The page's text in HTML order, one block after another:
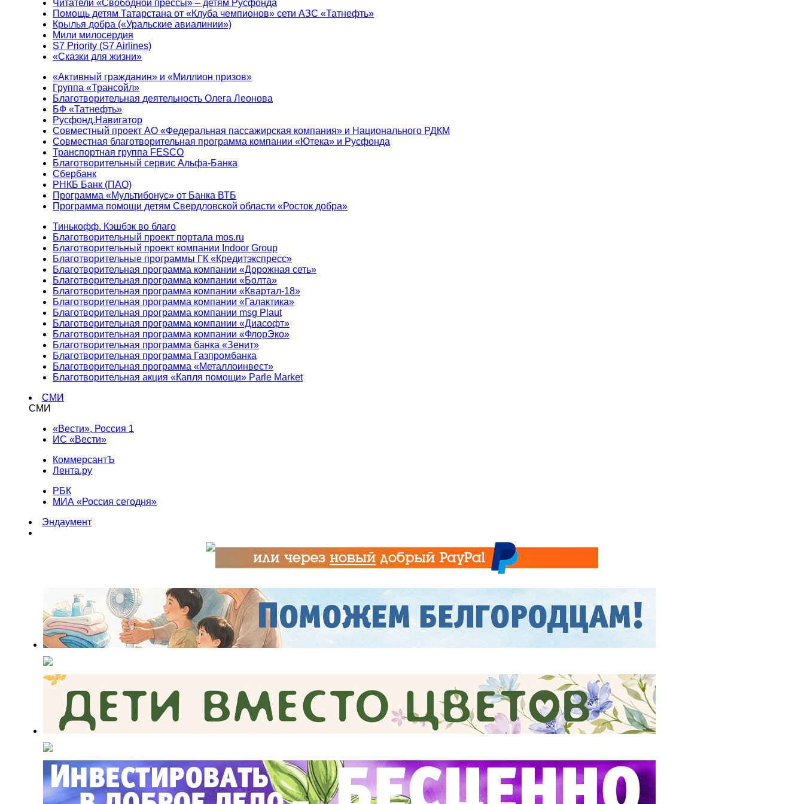
Читатели «Свободной прессы» – детям Русфонда
Помощь детям Татарстана от «Клуба чемпионов» сети АЗС «Татнефть»
Крылья добра («Уральские авиалинии»)
Мили милосердия
S7 Priority (S7 Airlines)
«Сказки для жизни»
«Активный гражданин» и «Миллион призов»
Группа «Трансойл»
Благотворительная деятельность Олега Леонова
БФ «Татнефть»
Русфонд.Навигатор
Совместный проект АО «Федеральная пассажирская компания» и Национального РДКМ
Совместная благотворительная программа компании «Ютека» и Русфонда
Транспортная группа FESCO
Благотворительный сервис Альфа-Банка
Сбербанк
РНКБ Банк (ПАО)
Программа «Мультибонус» от Банка ВТБ
Программа помощи детям Свердловской области «Росток добра»
Тинькофф. Кэшбэк во благо
Благотворительный проект портала mos.ru
Благотворительный проект компании Indoor Group
Благотворительные программы ГК «Кредитэкспресс»
Благотворительная программа компании «Дорожная сеть»
Благотворительная программа компании «Болта»
Благотворительная программа компании «Квартал-18»
Благотворительная программа компании «Галактика»
Благотворительная программа компании msg Plaut
Благотворительная программа компании «Диасофт»
Благотворительная программа компании «ФлорЭко»
Благотворительная программа банка «Зенит»
Благотворительная программа Газпромбанка
Благотворительная программа «Металлоинвест»
Благотворительная акция «Капля помощи» Parle Market
СМИ
СМИ
«Вести», Россия 1
ИС «Вести»
КоммерсантЪ
Лента.ру
РБК
МИА «Россия сегодня»
Эндаумент